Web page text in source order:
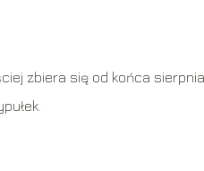
zbiera się od końca